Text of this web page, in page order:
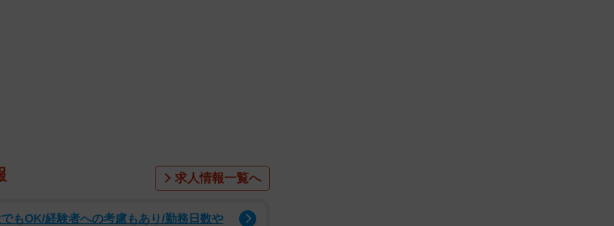
求人情報一覧へ
もOK/経験者への考慮もあり/勤務日数や